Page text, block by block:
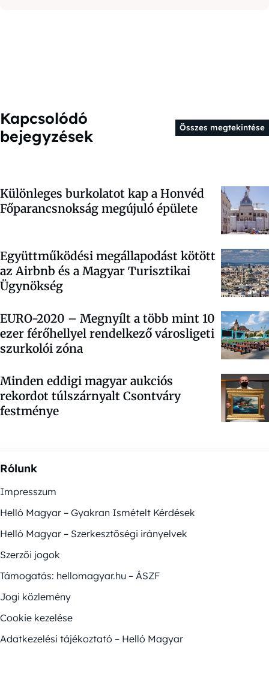
Kapcsolódó
bejegyzések
Összes megtekintése
Különleges burkolatot kap a Honvéd
Főparancsnokság megújuló épülete
Együttműködési megállapodást kötött
az Airbnb és a Magyar Turisztikai
Ügynökség
EURO-2020 – Megnyílt a több mint 10
ezer férőhellyel rendelkező városligeti
szurkolói zóna
Minden eddigi magyar aukciós
rekordot túlszárnyalt Csontváry
festménye
Rólunk
Impresszum
Helló Magyar – Gyakran Ismételt Kérdések
Helló Magyar – Szerkesztőségi irányelvek
Szerzői jogok
Támogatás: hellomagyar.hu – ÁSZF
Jogi közlemény
Cookie kezelése
Adatkezelési tájékoztató – Helló Magyar